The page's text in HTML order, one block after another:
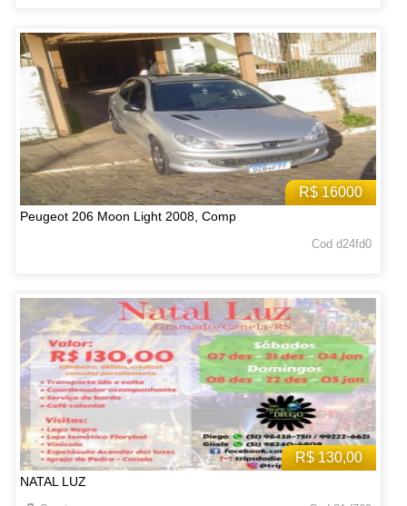
R$ 16000
Peugeot 206 Moon Light 2008, Comp
Cod d24fd0
R$ 130,00
NATAL LUZ